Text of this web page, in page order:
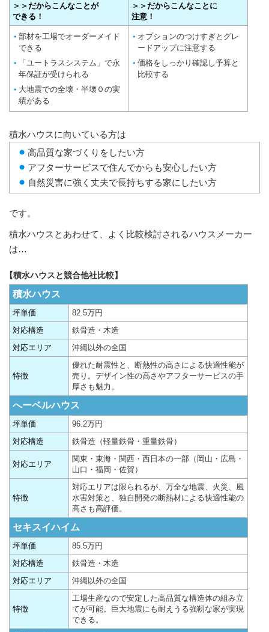
＞＞だからこんなことが
できる！
＞＞だからこんなことに
注意！
部材を工場でオーダーメイド
できる
「ユートラスシステム」で永
年保証が受けられる
大地震での全壊・半壊０の実
績がある
オプションのつけすぎとグレ
ードアップに注意する
価格をしっかり確認し予算と
比較する
積水ハウスに向いている方は
高品質な家づくりをしたい方
アフターサービスで住んでからも安心したい方
自然災害に強く丈夫で長持ちする家にしたい方
です。
積水ハウスとあわせて、よく比較検討されるハウスメーカー
は…
【積水ハウスと競合他社比較】
積水ハウス
坪単価
82.5万円
対応構造
鉄骨造・木造
対応エリア
沖縄以外の全国
特徴
優れた耐震性と、断熱性の高さによる快適性能が
売り。デザイン性の高さやアフターサービスの手
厚さも魅力。
へーベルハウス
坪単価
96.2万円
対応構造
鉄骨造（軽量鉄骨・重量鉄骨）
対応エリア
関東・東海・関西・西日本の一部（岡山・広島・
山口・福岡・佐賀）
特徴
対応エリアは限られるが、万全な地震、火災、風
水害対策と、独自開発の断熱材による快適性能の
高さも高評価。
セキスイハイム
坪単価
85.5万円
対応構造
鉄骨造・木造
対応エリア
沖縄以外の全国
特徴
工場生産なので安定した高品質な構造体の組み立
てが可能。巨大地震にも耐えうる強靭な家が実現
できる。